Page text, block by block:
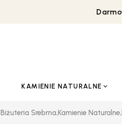
KAMIENIE NATURALNE
Biżuteria Srebrna,Kamienie Naturalne,